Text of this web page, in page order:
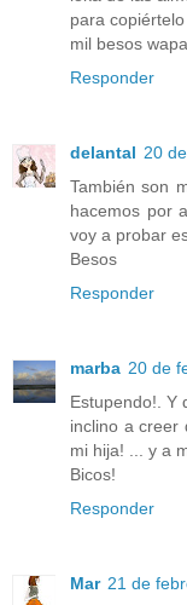
para
mil besos wapa
Responder
delantal 20
También son
hacemos por
voy a probar
Besos
Responder
marba 20 de
Estupendo!. Y
inclino a creer
mi hija! ... y a
Bicos!
Responder
Mar 21 de